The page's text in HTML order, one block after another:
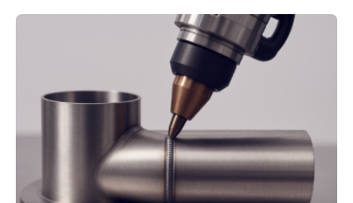
Teile als eine Einheit verpacken. Die Anordnung kann
der Benutzer vorgeben und erhält so mehr Kontrolle
über die Positionierung der Bauteile. Die ebenfalls neue
Automatisierungsschnittstelle dient dazu, die Software
besser in spezifische Unternehmensprozesse
einzubinden. Sankt Augustin – Zur Messe FACHPACK
vom 23. bis 25. September in Nürnberg…